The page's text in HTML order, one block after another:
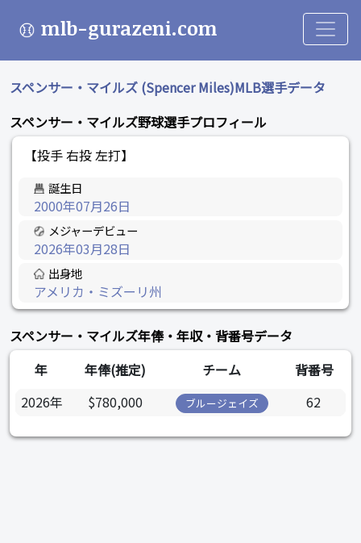
mlb-gurazeni.com
スペンサー・マイルズ (Spencer Miles)MLB選手データ
スペンサー・マイルズ野球選手プロフィール
【投手 右投 左打】
誕生日
2000年07月26日
メジャーデビュー
2026年03月28日
出身地
アメリカ・ミズーリ州
スペンサー・マイルズ年俸・年収・背番号データ
年
年俸(推定) チーム
背番号
2026年
$780,000 ブルージェイズ 62